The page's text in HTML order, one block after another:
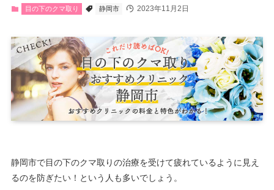
目の下のクマ取り 静岡市 2023年11月2日
静岡市で目の下のクマ取りの治療を受けて疲れているように見え
るのを防ぎたい！という人も多いでしょう。